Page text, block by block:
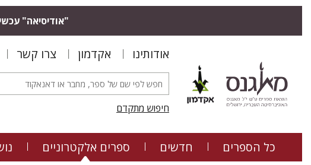
"אודיסיאה"
אודותינו אקדמון צרו קשר
חיפוש מתקדם
כל הספרים חדשים ספרים אלקטרוניים